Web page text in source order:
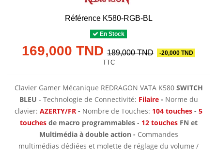
Référence K580-RGB-BL
En Stock
169,000 TND 189,000 TND -20,000 TND
TTC
Clavier Gamer Mécanique REDRAGON VATA K580 SWITCH
BLEU - Technologie de Connectivité: Filaire - Norme du
clavier: AZERTY/FR - Nombre de Touches: 104 touches - 5
touchesde macro programmables - 12 touchesFN et
Multimédia à double action - Commandes
multimédias dédiées et molette de réglage du volume /